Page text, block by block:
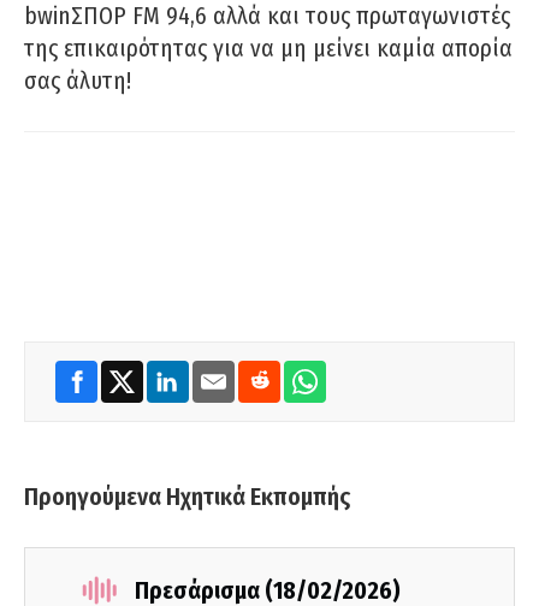
bwinΣΠΟΡ FM 94,6 αλλά και τους πρωταγωνιστές
της επικαιρότητας για να μη μείνει καμία απορία
σας άλυτη!
Προηγούμενα Ηχητικά Εκπομπής
Πρεσάρισμα (18/02/2026)